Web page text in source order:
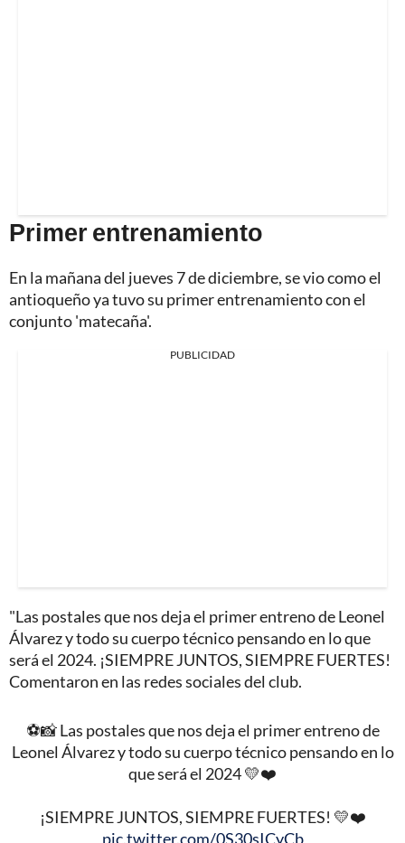
Primer entrenamiento
En la mañana del jueves 7 de diciembre, se vio como el
antioqueño ya tuvo su primer entrenamiento con el
conjunto 'matecaña'.
PUBLICIDAD
"Las postales que nos deja el primer entreno de Leonel
Álvarez y todo su cuerpo técnico pensando en lo que
será el 2024. ¡SIEMPRE JUNTOS, SIEMPRE FUERTES!
Comentaron en las redes sociales del club.
⚽️📸 Las postales que nos deja el primer entreno de
Leonel Álvarez y todo su cuerpo técnico pensando en lo
que será el 2024 💛❤️
¡SIEMPRE JUNTOS, SIEMPRE FUERTES! 💛❤️
pic.twitter.com/0S30sICyCb